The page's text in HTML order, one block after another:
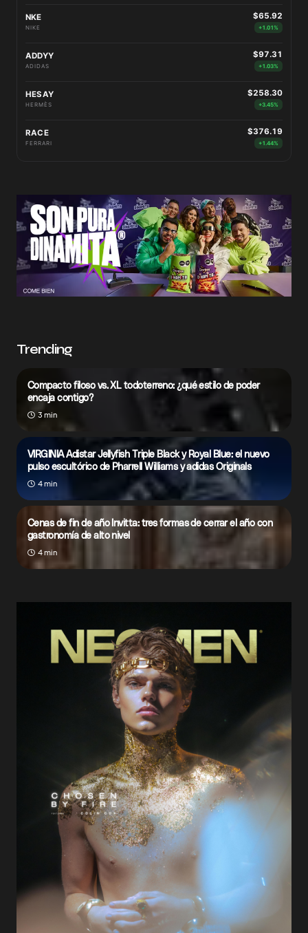
NKE
NIKE
$65.92
+1.01%
ADDYY
ADIDAS
$97.31
+1.03%
HESAY
HERMÈS
$258.30
+3.45%
RACE
FERRARI
$376.19
+1.44%
Trending
Compacto filoso vs. XL todoterreno: ¿qué estilo de poder
encaja contigo?
3 min
VIRGINIA Adistar Jellyfish Triple Black y Royal Blue: el nuevo
pulso escultórico de Pharrell Williams y adidas Originals
4 min
Cenas de fin de año Invitta: tres formas de cerrar el año con
gastronomía de alto nivel
4 min